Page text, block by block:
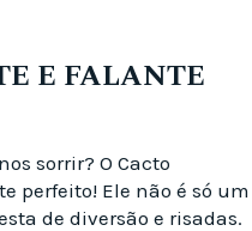
E FALANTE
sorrir? O Cacto
perfeito! Ele não é só um
de diversão e risadas.